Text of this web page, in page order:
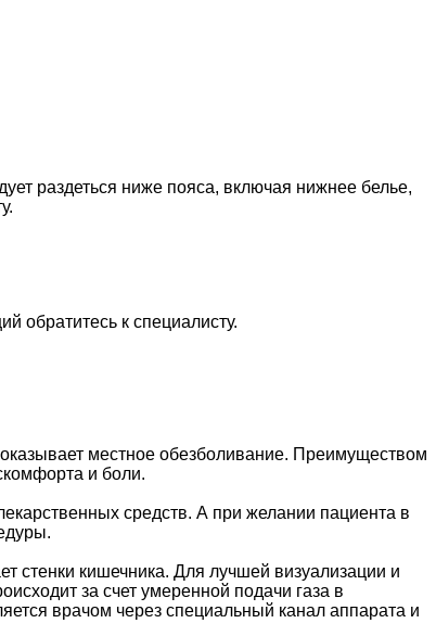
раздеться ниже пояса, включая нижнее белье,
обратитесь к специалисту.
местное обезболивание. Преимуществом
и боли.
средств. А при желании пациента в
стенки кишечника. Для лучшей визуализации и
за счет умеренной подачи газа в
врачом через специальный канал аппарата и